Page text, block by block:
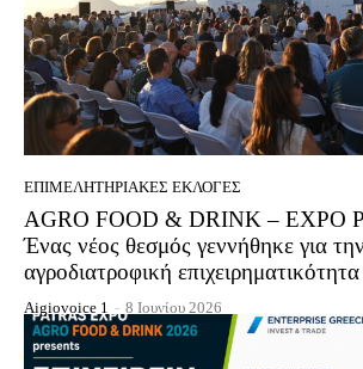
EΠΙΜΕΛΗΤΗΡΙΑΚΈΣ ΕΚΛΟΓΈΣ
AGRO FOOD & DRINK – EXPO
Ένας νέος θεσμός γεννήθηκε για
αγροδιατροφική επιχειρηματικότητα
Aigiovoice 1 - 8 Ιουνίου 2026